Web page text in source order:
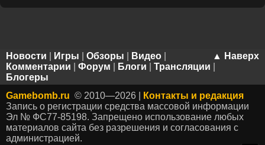
▲ Наверх
Новости Игры Обзоры Видео
Комментарии
Форум Блоги Трансляции
Блогеры
Gamebomb.ru © 2010—2026 |
Контакты и редакция
Запись о регистрации средства массовой информации
Эл № ФС77-85198. Запрещено использование любых
материалов сайта без разрешения и согласования с
администрацией.